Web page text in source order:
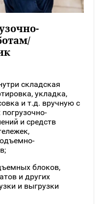
складская
укладка,
и т.д. вручную с
и средств
блоков,
и других
и выгрузки